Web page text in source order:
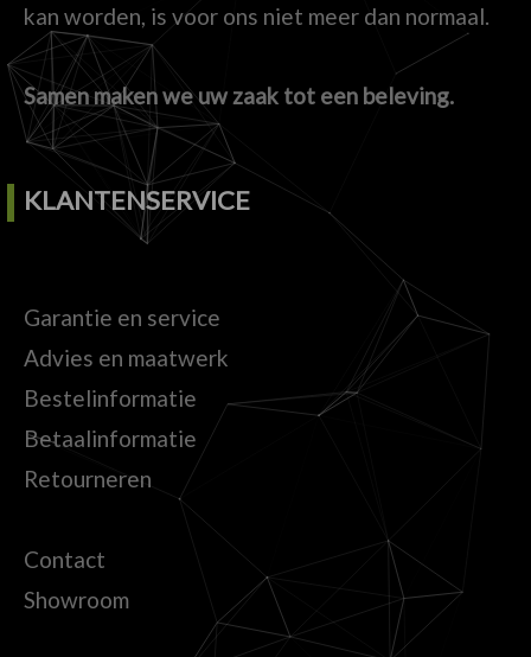
kan worden, is voor ons niet meer dan normaal.
Samen maken we uw zaak tot een beleving.
KLANTENSERVICE
Garantie en service
Advies en maatwerk
Bestelinformatie
Betaalinformatie
Retourneren
Contact
Showroom